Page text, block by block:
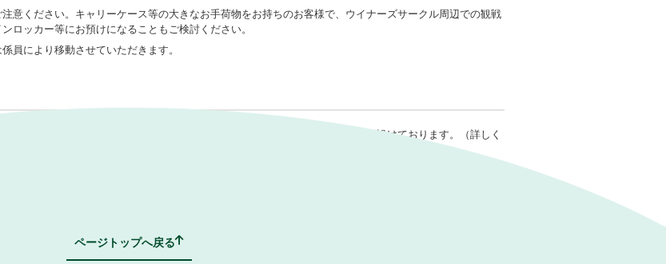
意ください。キャリーケース等の大きなお手荷物をお持ちのお客様で、ウイナーズサークル周辺での観戦
ロッカー等にお預けになることもご検討ください。
員により移動させていただきます。
ます。また、競馬場毎に、施設の状況に応じて、椅子・敷物等の利用ルールを設けております。（詳しく
状況により、係員から移動のお願い等をすることがございますので、あらかじめご承知おきください。
ページトップへ戻る